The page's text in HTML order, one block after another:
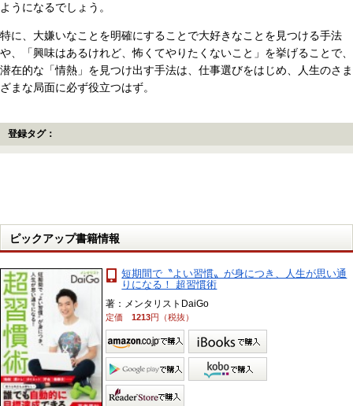
ようになるでしょう。
特に、大嫌いなことを明確にすることで大好きなことを見つける手法
や、「興味はあるけれど、怖くてやりたくないこと」を挙げることで、
潜在的な「情熱」を見つけ出す手法は、仕事選びをはじめ、人生のさま
ざまな局面に必ず役立つはず。
登録タグ：
ピックアップ書籍情報
短期間で〝よい習慣〟が身につき、人生が思い通
りになる！ 超習慣術
著：メンタリストDaiGo
定価1213円（税抜）